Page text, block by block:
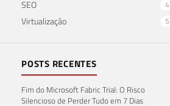
SEO 4
Virtualização 5
POSTS RECENTES
Fim do Microsoft Fabric Trial: O Risco
Silencioso de Perder Tudo em 7 Dias